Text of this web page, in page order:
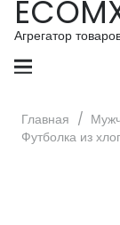
Агрегатор
Главная /
Футболка из